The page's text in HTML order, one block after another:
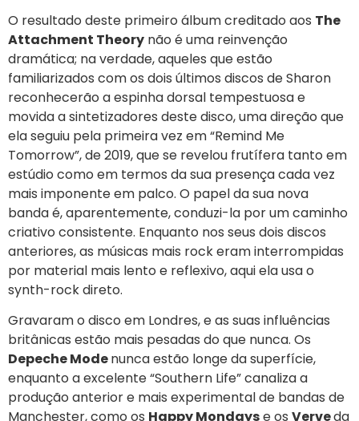
O resultado deste primeiro álbum creditado aos The
Attachment Theory não é uma reinvenção
dramática; na verdade, aqueles que estão
familiarizados com os dois últimos discos de Sharon
reconhecerão a espinha dorsal tempestuosa e
movida a sintetizadores deste disco, uma direção que
ela seguiu pela primeira vez em “Remind Me
Tomorrow”, de 2019, que se revelou frutífera tanto em
estúdio como em termos da sua presença cada vez
mais imponente em palco. O papel da sua nova
banda é, aparentemente, conduzi-la por um caminho
criativo consistente. Enquanto nos seus dois discos
anteriores, as músicas mais rock eram interrompidas
por material mais lento e reflexivo, aqui ela usa o
synth-rock direto.
Gravaram o disco em Londres, e as suas influências
britânicas estão mais pesadas do que nunca. Os
Depeche Modenunca estão longe da superfície,
enquanto a excelente “Southern Life” canaliza a
produção anterior e mais experimental de bandas de
Manchester, como os Happy Mondayse os Verveda